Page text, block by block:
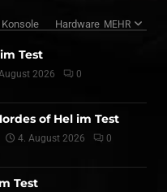
Konsole Hardware MEHR
Test
2026 0
of Hel im Test
4. August 2026 0
Test